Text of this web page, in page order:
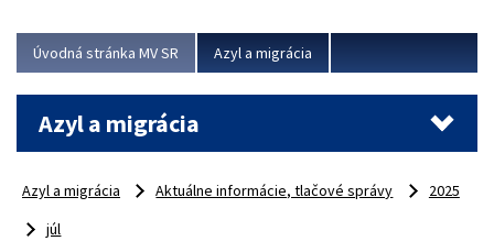
Úvodná stránka MV SR Azyl a migrácia
Azyl a migrácia
Azyl a migrácia Aktuálne informácie, tlačové správy
2025
júl